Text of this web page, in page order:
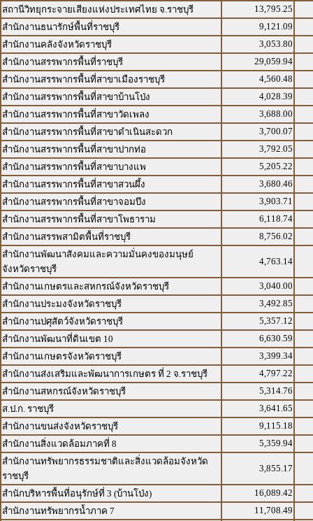
สถานีวิทยุกระจายเสียงแห่งประเทศไทย จ.ราชบุรี
13,795.25
สำนักงานธนารักษ์พื้นที่ราชบุรี
9,121.09
สำนักงานคลังจังหวัดราชบุรี
3,053.80
สำนักงานสรรพากรพื้นที่ราชบุรี
29,059.94
สำนักงานสรรพากรพื้นที่สาขาเมืองราชบุรี
4,560.48
สำนักงานสรรพากรพื้นที่สาขาบ้านโป่ง
4,028.39
สำนักงานสรรพากรพื้นที่สาขาวัดเพลง
3,688.00
สำนักงานสรรพากรพื้นที่สาขาดำเนินสะดวก
3,700.07
สำนักงานสรรพากรพื้นที่สาขาปากท่อ
3,792.05
สำนักงานสรรพากรพื้นที่สาขาบางแพ
5,205.22
สำนักงานสรรพากรพื้นที่สาขาสวนผึ้ง
3,680.46
สำนักงานสรรพากรพื้นที่สาขาจอมบึง
3,903.71
สำนักงานสรรพากรพื้นที่สาขาโพธาราม
6,118.74
สำนักงานสรรพสามิตพื้นที่ราชบุรี
8,756.02
สำนักงานพัฒนาสังคมและความมั่นคงของมนุษย์
จังหวัดราชบุรี
4,763.14
สำนักงานเกษตรและสหกรณ์จังหวัดราชบุรี
3,040.00
สำนักงานประมงจังหวัดราชบุรี
3,492.85
สำนักงานปศุสัตว์จังหวัดราชบุรี
5,357.12
สำนักงานพัฒนาที่ดินเขต 10
6,630.59
สำนักงานเกษตรจังหวัดราชบุรี
3,399.34
สำนักงานส่งเสริมและพัฒนาการเกษตร ที่ 2 จ.ราชบุรี
4,797.22
สำนักงานสหกรณ์จังหวัดราชบุรี
5,314.76
ส.ป.ก. ราชบุรี
3,641.65
สำนักงานขนส่งจังหวัดราชบุรี
9,115.18
สำนักงานสิ่งแวดล้อมภาคที่ 8
5,359.94
สำนักงานทรัพยากรธรรมชาติและสิ่งแวดล้อมจังหวัด
ราชบุรี
3,855.17
สำนักบริหารพื้นที่อนุรักษ์ที่ 3 (บ้านโป่ง)
16,089.42
สำนักงานทรัพยากรน้ำภาค 7
11,708.49